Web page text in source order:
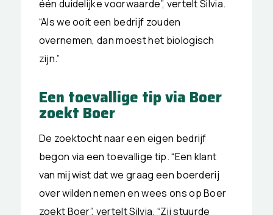
één duidelijke voorwaarde”, vertelt Silvia.
“Als we ooit een bedrijf zouden
overnemen, dan moest het biologisch
zijn.”
Een toevallige tip via Boer
zoekt Boer
De zoektocht naar een eigen bedrijf
begon via een toevallige tip. “Een klant
van mij wist dat we graag een boerderij
over wilden nemen en wees ons op Boer
zoekt Boer”, vertelt Silvia. “Zij stuurde